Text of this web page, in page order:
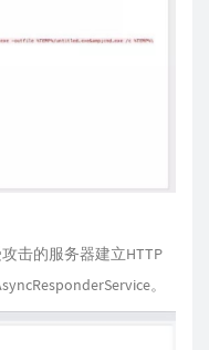
击的服务器建立HTTP
。